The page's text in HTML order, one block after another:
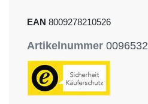
EAN 8009278210526
Artikelnummer 0096532